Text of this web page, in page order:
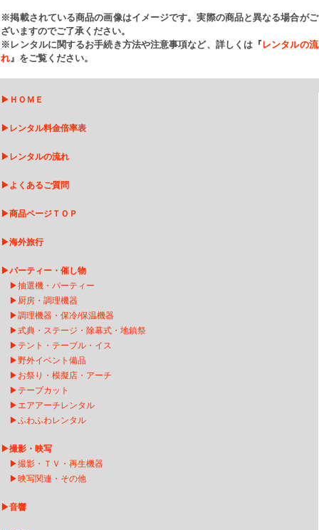
※掲載されている商品の画像はイメージです。実際の商品と異なる場合がご
ざいますのでご了承ください。
※レンタルに関するお手続き方法や注意事項など、詳しくは『 レンタルの流
れ』をご覧ください。
▶ ＨＯＭＥ
▶ レンタル料金倍率表
▶ レンタルの流れ
▶よくあるご質問
▶商品ページＴＯＰ
▶海外旅行
▶パーティー・催し物
▶抽選機・パーティー
▶ 厨房・調理機器
▶調理機器・保冷/保温機器
▶式典・ステージ・除幕式・地鎮祭
▶ テント・テーブル・イス
▶野外イベント備品
▶ お祭り・模擬店・アーチ
▶ テープカット
▶ エアアーチレンタ ル
▶ふわふわレンタル
▶撮影・映写
▶撮影・ＴＶ・再生機器
▶映写関連・その他
▶音響